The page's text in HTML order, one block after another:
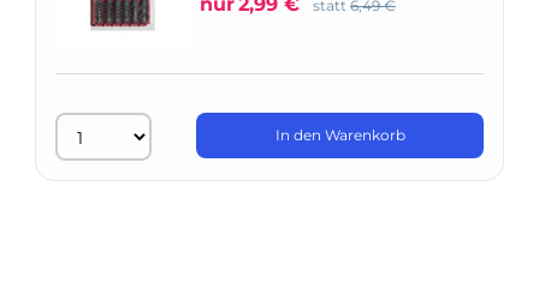
statt 6,49 €
In den Warenkorb